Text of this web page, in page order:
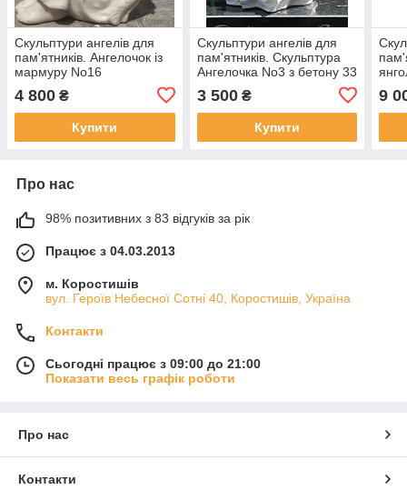
Скульптури ангелів для
пам'ятників. Ангелочок із
мармуру No16
4 800 ₴
Купити
Скульптури ангелів для
пам'ятників. Скульптура
Ангелочка No3 з бетону 33
3 500₴
Купити
9
Про нас
98% позитивних з 83 відгуків за рік
Працює з 04.03.2013
м. Коростишів
вул. Героїв Небесної Сотні 40, Коростишів, Україна
Контакти
Сьогодні працює з 09:00 до 21:00
Показати весь графік роботи
Про нас
Контакти